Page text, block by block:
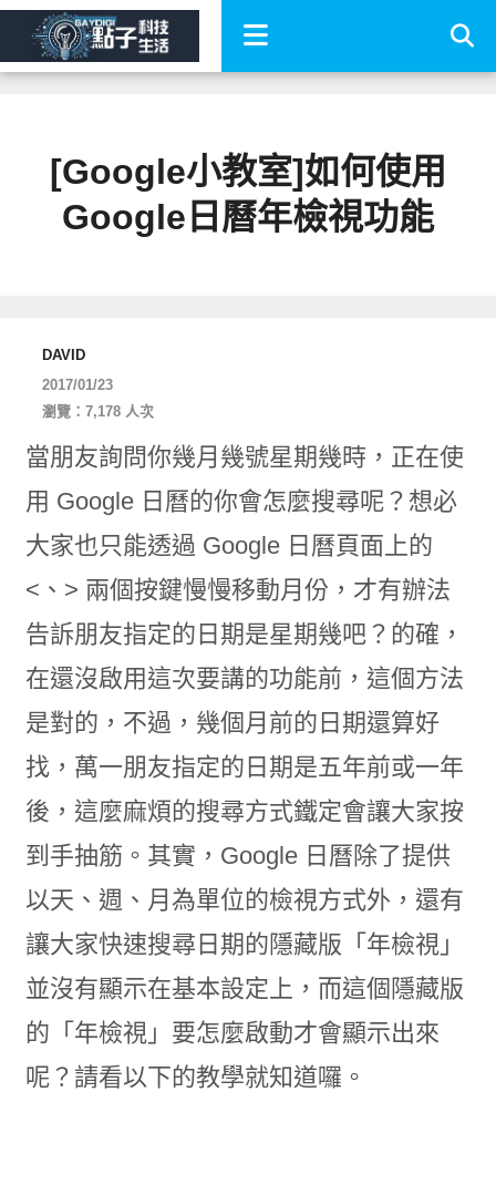
[Google小教室]如何使用
Google日曆年檢視功能
DAVID
2017/01/23
瀏覽：7,178 人次
當朋友詢問你幾月幾號星期幾時，正在使
用 Google 日曆的你會怎麼搜尋呢？想必
大家也只能透過 Google 日曆頁面上的
<、> 兩個按鍵慢慢移動月份，才有辦法
告訴朋友指定的日期是星期幾吧？的確，
在還沒啟用這次要講的功能前，這個方法
是對的，不過，幾個月前的日期還算好
找，萬一朋友指定的日期是五年前或一年
後，這麼麻煩的搜尋方式鐵定會讓大家按
到手抽筋。其實，Google 日曆除了提供
以天、週、月為單位的檢視方式外，還有
讓大家快速搜尋日期的隱藏版「年檢視」
並沒有顯示在基本設定上，而這個隱藏版
的「年檢視」要怎麼啟動才會顯示出來
呢？請看以下的教學就知道囉。